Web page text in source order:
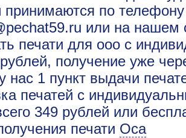
принимаются по
или на нашем
печати для ооо с
получение уже
нас 1 пункт выдачи
печатей с
349 рублей или
печати Оса